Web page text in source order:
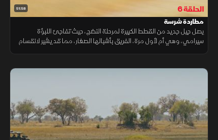
51:58 الحلقة 6
مطاردة شرسة
يصل جيل جديد من القطط الكبيرة لمرحلة النضج، حيث تفاجئ اللبؤة
سيرامي، وهي أم لأول مرة، الفريق بأشبالها الصغار، مما قد يشير لانقسام